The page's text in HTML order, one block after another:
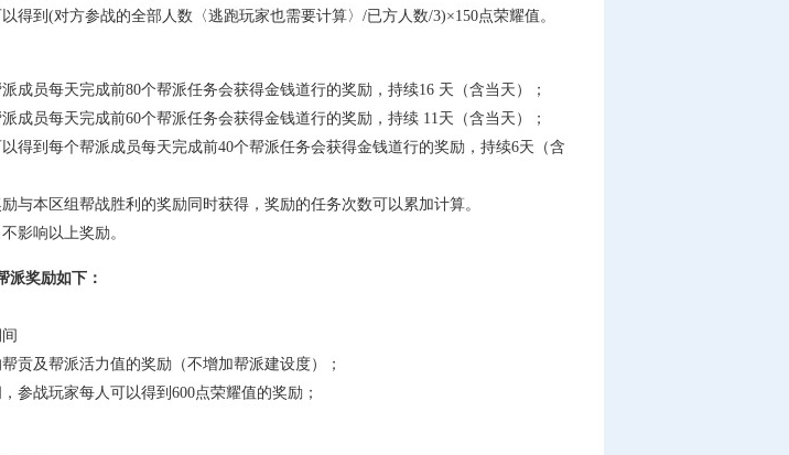
到(对方参战的全部人数〈逃跑玩家也需要计算〉/已方人数/3)×150点荣耀值。
员每天完成前80个帮派任务会获得金钱道行的奖励，持续16 天（含当天）；
员每天完成前60个帮派任务会获得金钱道行的奖励，持续 11天（含当天）；
到每个帮派成员每天完成前40个帮派任务会获得金钱道行的奖励，持续6天（含
本区组帮战胜利的奖励同时获得，奖励的任务次数可以累加计算。
响以上奖励。
派奖励如下：
及帮派活力值的奖励（不增加帮派建设度）；
战玩家每人可以得到600点荣耀值的奖励；